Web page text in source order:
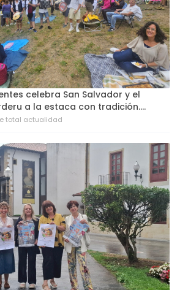
celebra San Salvador y el
a la estaca con tradición....
total actualidad